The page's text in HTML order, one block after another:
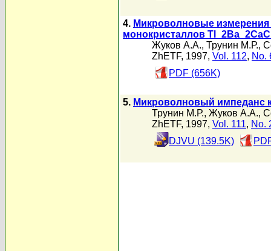
4. Микроволновые измерения
монокристаллов
Жуков А.А., Трунин М.Р.,
ZhETF, 1997, Vol. 112, No.
PDF (656K)
5. Микроволновый импеданс
Трунин М.Р., Жуков А.А.,
ZhETF, 1997, Vol. 111, No.
DJVU (139.5K)